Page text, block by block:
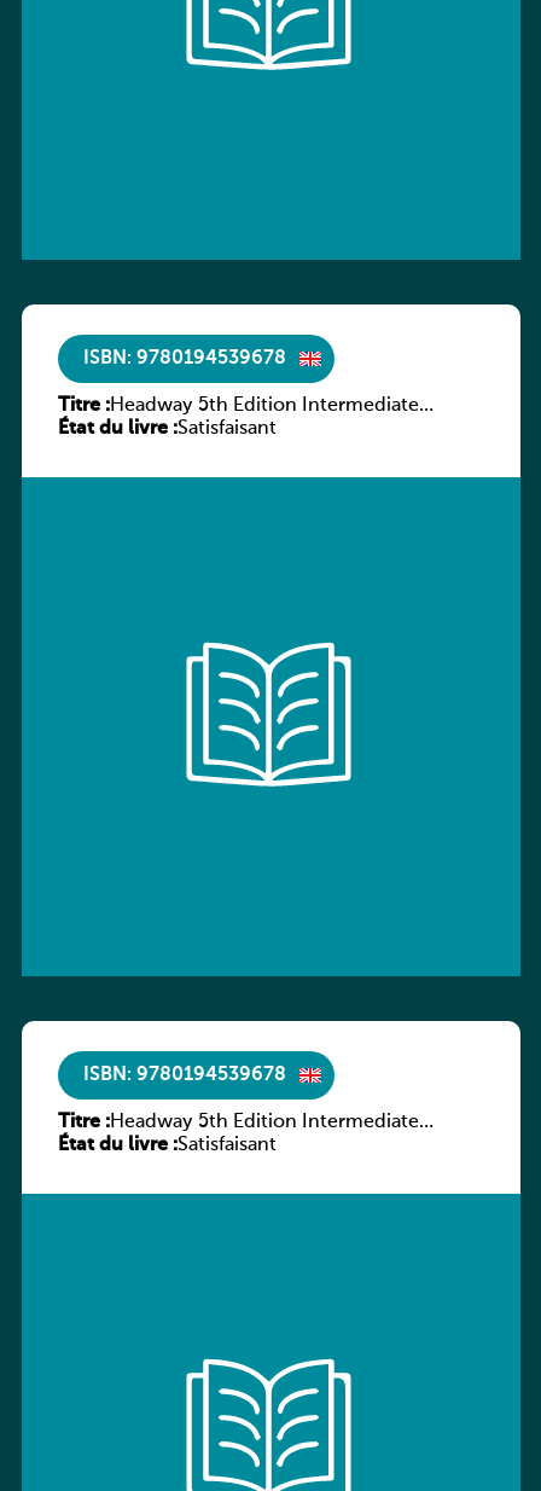
ISBN: 9780194539678
Titre :Headway 5th Edition Intermediate
Workbook without key
État du livre :Satisfaisant
ISBN: 9780194539678
Titre :Headway 5th Edition Intermediate
Workbook without key
État du livre :Satisfaisant